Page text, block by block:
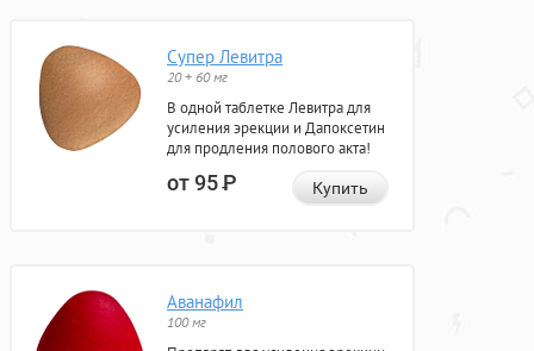
Супер Левитра
20 + 60 мг
В одной таблетке Левитра для
усиления эрекции и Дапоксетин
для продления полового акта!
от 95Р Купить
Аванафил
100 мг